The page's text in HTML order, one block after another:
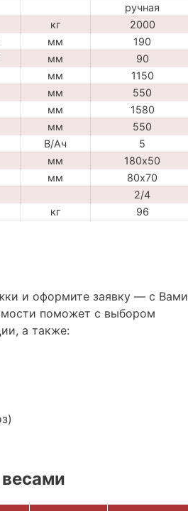
ручная
кг
2000
мм
190
мм
90
мм
1150
мм
550
мм
1580
мм
550
В/Ач
5
мм
180х50
мм
80х70
2/4
кг 96
и оформите заявку — с Вами
поможет с выбором
а также: